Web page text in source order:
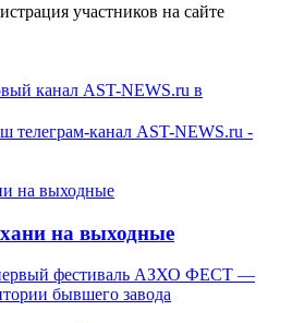
участников на сайте
канал AST-NEWS.ru в
телеграм-канал AST-NEWS.ru -
на выходные